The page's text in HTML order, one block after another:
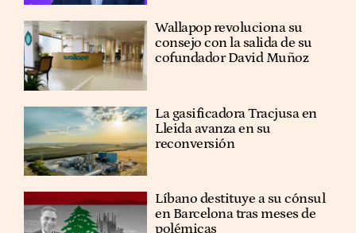
Wallapop revoluciona su
consejo con la salida de su
cofundador David Muñoz
La gasificadora Tracjusa en
Lleida avanza en su
reconversión
Líbano destituye a su cónsul
en Barcelona tras meses de
polémicas